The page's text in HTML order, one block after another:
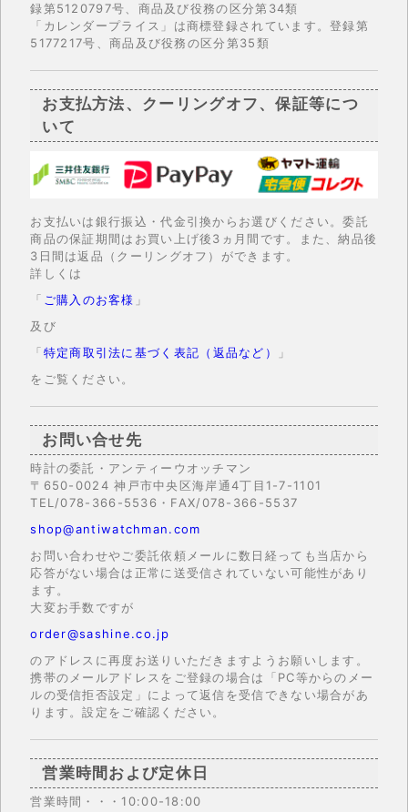
録第5120797号、商品及び役務の区分第34類
「カレンダープライス」は商標登録されています。登録第
5177217号、商品及び役務の区分第35類
お支払方法、クーリングオフ、保証等につ
いて
お支払いは銀行振込・代金引換からお選びください。委託
商品の保証期間はお買い上げ後3ヵ月間です。また、納品後
3日間は返品（クーリングオフ）ができます。
詳しくは
「 ご購入のお客様 」
及び
「特定商取引法に基づく表記（返品など）
」
をご覧ください。
お問い合せ先
時計の委託・アンティーウオッチマン
〒650-0024 神戸市中央区海岸通4丁目1-7-1101
TEL/078-366-5536・FAX/078-366-5537
shop@antiwatchman.com
お問い合わせやご委託依頼メールに数日経っても当店から
応答がない場合は正常に送受信されていない可能性があり
ます。
大変お手数ですが
order@sashine.co.jp
のアドレスに再度お送りいただきますようお願いします。
携帯のメールアドレスをご登録の場合は「PC等からのメー
ルの受信拒否設定」によって返信を受信できない場合があ
ります。設定をご確認ください。
営業時間および定休日
営業時間・・・10:00-18:00